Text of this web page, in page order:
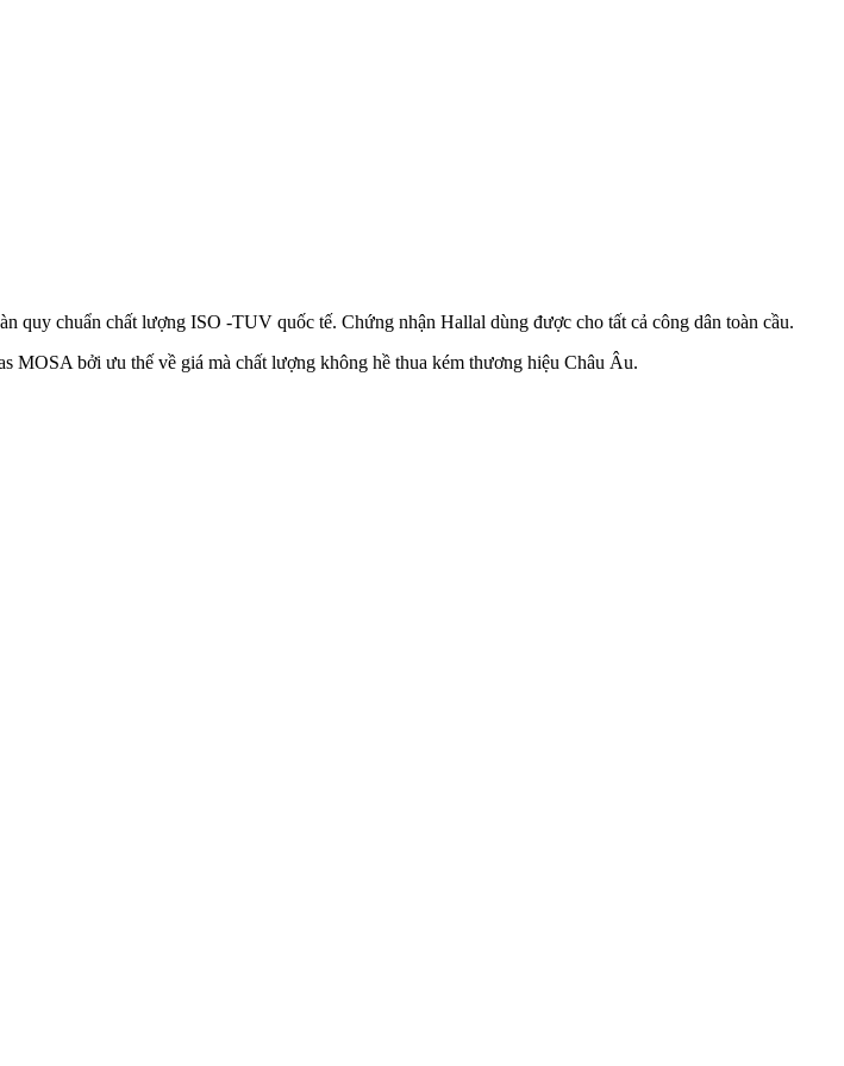
quy chuẩn chất lượng ISO -TUV quốc tế. Chứng nhận Hallal dùng được cho tất cả công dân toàn cầu.
MOSA bởi ưu thế về giá mà chất lượng không hề thua kém thương hiệu Châu Âu.